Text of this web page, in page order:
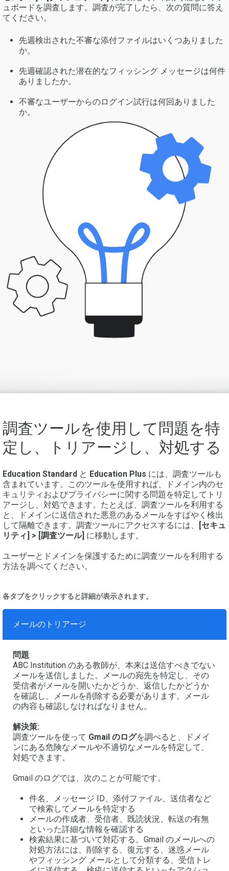
ュボードを調査します。調査が完了したら、次の質問に答え
てください。
先週検出された不審な添付ファイルはいくつありました
か。
先週確認された潜在的なフィッシング メッセージは何件
ありましたか。
不審なユーザーからのログイン試行は何回ありました
か。
調査ツールを使用して問題を特
定し、トリアージし、対処する
Education Standard と Education Plus には、調査ツールも
含まれています。このツールを使用すれば、ドメイン内のセ
キュリティおよびプライバシーに関する問題を特定してトリ
アージし、対処できます。たとえば、調査ツールを利用する
と、ドメインに送信された悪意のあるメールをすばやく検出
して隔離できます。調査ツールにアクセスするには、
[セキュ
リティ] > [調査ツール] に移動します。
ユーザーとドメインを保護するために調査ツールを利用する
方法を調べてください。
各タブをクリックすると詳細が表示されます。
メールのトリアージ
問題:
ABC Institution のある教師が、本来は送信すべきでない
メールを送信しました。メールの宛先を特定し、その
受信者がメールを開いたかどうか、返信したかどうか
を確認し、メールを削除する必要があります。メール
の内容も確認しなければなりません。
解決策:
調査ツールを使って Gmail のログを調べると、ドメイ
ンにある危険なメールや不適切なメールを特定して、
対処できます。
Gmail のログでは、次のことが可能です。
件名、メッセージ ID、添付ファイル、送信者など
で検索してメールを特定する
メールの作成者、受信者、既読状況、転送の有無
といった詳細な情報を確認する
検索結果に基づいて対応する。Gmail のメールへの
対処方法には、削除する、復元する、迷惑メール
やフィッシング メールとして分類する、受信トレ